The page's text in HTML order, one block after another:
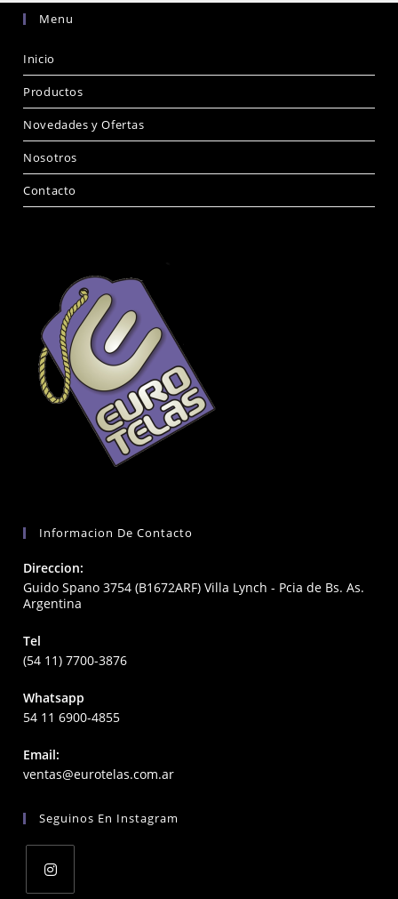
Menu
Inicio
Productos
Novedades y Ofertas
Nosotros
Contacto
Informacion De Contacto
Direccion:
Guido Spano 3754 (B1672ARF) Villa Lynch - Pcia de Bs. As.
Argentina
Tel
(54 11) 7700-3876
Whatsapp
54 11 6900-4855
Email:
ventas@eurotelas.com.arOpens
application
Seguinos En Instagram